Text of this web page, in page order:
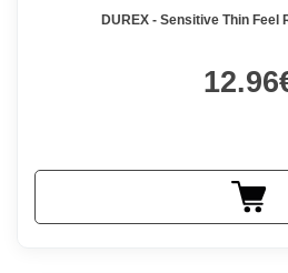
DUREX - Sensitive Thin Feel